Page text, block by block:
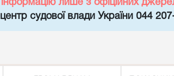
лише з офіційних
судової влади України 044